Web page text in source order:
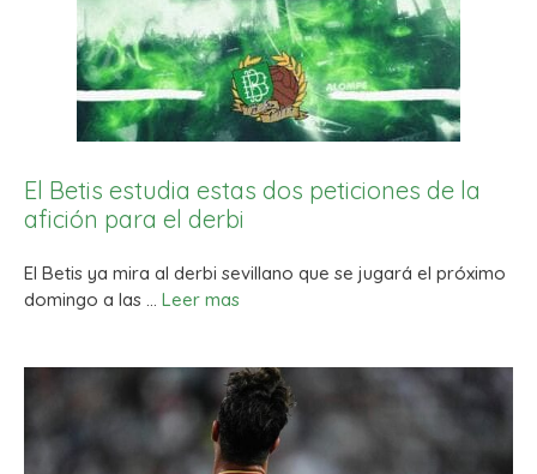
El Betis estudia estas dos peticiones de la
afición para el derbi
El Betis ya mira al derbi sevillano que se jugará el próximo
domingo a las … Leer mas